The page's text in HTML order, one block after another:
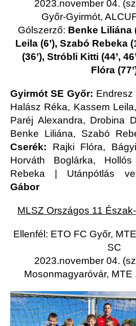
2023.november 04.
Győr-Gyirmót,
Gólszerző: Benke Liliána
Leila (6’), Szabó Rebeka
(36’), Stróbli Kitti (44’,
Flóra
Gyirmót SE Győr: Endresz
Halász Réka, Kassem
Paréj Alexandra, Drobina
Benke Liliána, Szabó
Cserék: Rajki Flóra,
Horváth Boglárka,
Rebeka | Utánpótlás
Gábor
MLSZ Országos 11
Ellenfél: ETO FC Győr,
SC
2023.november 04.
Mosonmagyaróvár, MTE